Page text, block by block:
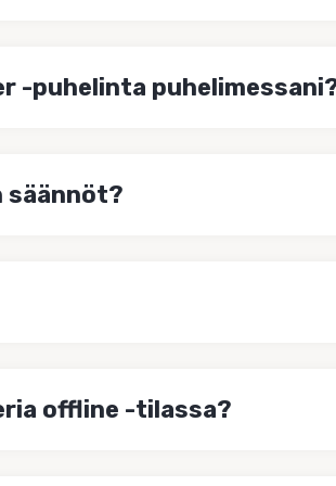
-puhelinta
säännöt?
offline -tilassa?